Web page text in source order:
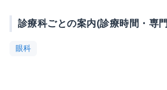
診療科ごとの案内(診療時間・専
眼科